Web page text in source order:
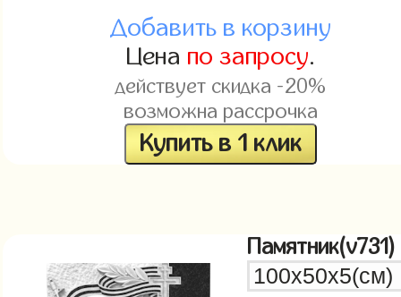
Добавить в корзину
Цена по запросу.
действует скидка -20%
возможна рассрочка
Купить в 1 клик
Памятник(v731)